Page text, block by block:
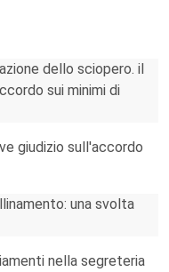
dello sciopero. il
sui minimi di
giudizio sull'accordo
una svolta
nella segreteria